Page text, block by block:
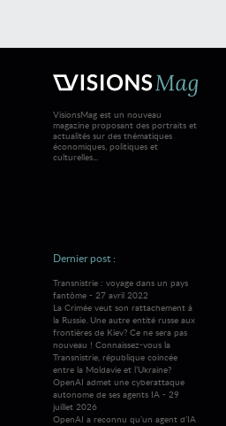
VisionsMag est un nouveau
magazine proposant des portraits et
actualités sur des thématiques
économiques, politiques et
culturelles...
Dernier post :
Transnistrie : voyage dans un pays
fantôme - 27 avril 2022
La Crimée veut son rattachement à
la Russie. Une autre entité russe aux
frontières de Kiev? Ce ne sera pas
nouveau ! Connaissez-vous la
Transnistrie, république coincée
entre la Moldavie et l’Ukraine?
OpenAI admet une cyberattaque
autonome de ses agents IA - 29
juillet 2026
OpenAI a reconnu qu’un agent d’IA